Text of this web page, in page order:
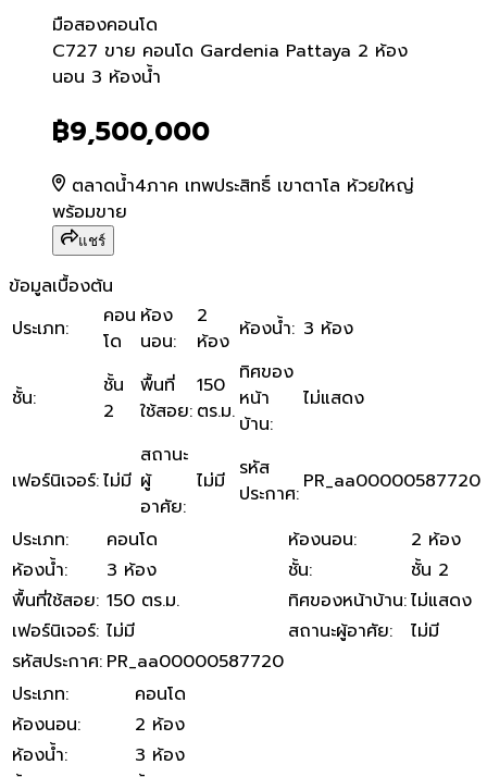
มือสองคอนโด
C727 ขาย คอนโด
C727 ขาย คอนโด Gardenia Pattaya 2 ห้อง
นอน 3 ห้องน้ำ
฿9,500,000
ตลาดน้ำ4ภาค เทพประสิทธิ์ เขาตาโล ห้วยใหญ่
พร้อมขาย
แชร์
ข้อมูลเบื้องต้น
ประเภท:
คอน
โด
ห้อง
นอน:
2
ห้อง ห้องน้ำ: 3 ห้อง
ชั้น:
ชั้น
2
พื้นที่
ใช้สอย:
150
ตร.ม.
ทิศของ
หน้า
บ้าน:
ไม่แสดง
เฟอร์นิเจอร์:ไม่มี
สถานะ
ผู้
อาศัย:
ไม่มี รหัส
ประกาศ: PR_aa00000587720
ประเภท: คอนโด ห้องนอน:
2 ห้อง
ห้องน้ำ: 3 ห้อง ชั้น:
ชั้น 2
พื้นที่ใช้สอย: 150 ตร.ม. ทิศของหน้าบ้าน:ไม่แสดง
เฟอร์นิเจอร์: ไม่มี สถานะผู้อาศัย:
ไม่มี
รหัสประกาศ: PR_aa00000587720
ประเภท:
คอนโด
ห้องนอน:
2 ห้อง
ห้องน้ำ:
3 ห้อง